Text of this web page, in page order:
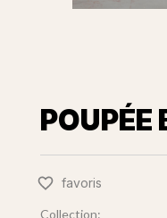
POUPÉE
favoris
Collection: